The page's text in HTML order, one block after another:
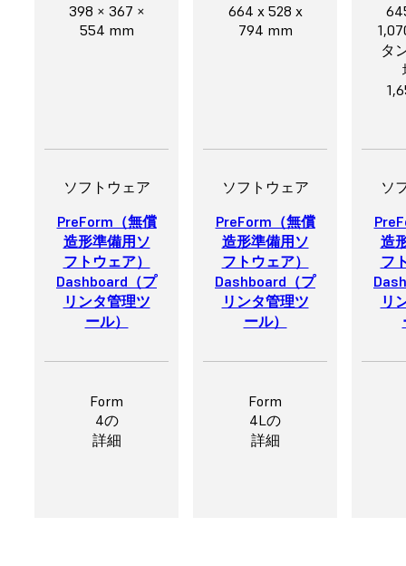
398 × 367 ×
554 mm
ソフトウェア
PreForm（無償
造形準備用ソ
フトウェア）
Dashboard（プ
リンタ管理ツ
ール）
Form
4の
詳細
664 x 528 x
794 mm
ソフトウェア
PreForm（無償
造形準備用ソ
フトウェア）
Dashboard（プ
リンタ管理ツ
ール）
Form
4Lの
詳細
タ
ソ
造
フ
リ